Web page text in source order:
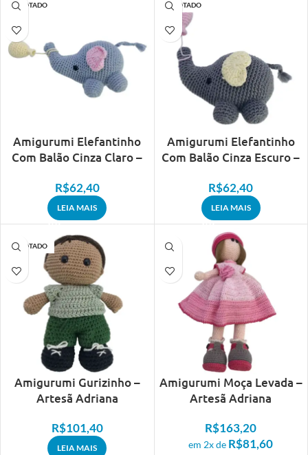
ESGOTADO
Amigurumi Elefantinho
Com Balão Cinza Claro –
R$62,40
LEIA MAIS
ESGOTADO
Amigurumi Elefantinho
Com Balão Cinza Escuro –
R$62,40
LEIA MAIS
ESGOTADO
Amigurumi Gurizinho –
Artesã Adriana
R$101,40
LEIA MAIS
Amigurumi Moça Levada –
Artesã Adriana
R$163,20
em 2x de R$81,60